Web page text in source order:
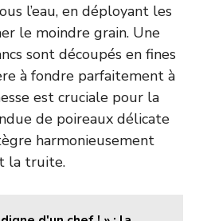
l’eau, en déployant les
le moindre grain. Une
sont découpés en fines
à fondre parfaitement à
est cruciale pour la
de poireaux délicate
harmonieusement
la truite.